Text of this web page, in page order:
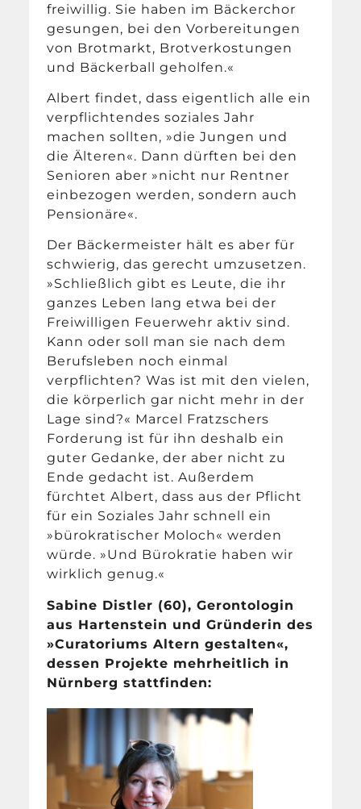
freiwillig. Sie haben im Bäckerchor
gesungen, bei den Vorbereitungen
von Brotmarkt, Brotverkostungen
und Bäckerball geholfen.«
Albert findet, dass eigentlich alle ein
verpflichtendes soziales Jahr
machen sollten, »die Jungen und
die Älteren«. Dann dürften bei den
Senioren aber »nicht nur Rentner
einbezogen werden, sondern auch
Pensionäre«.
Der Bäckermeister hält es aber für
schwierig, das gerecht umzusetzen.
»Schließlich gibt es Leute, die ihr
ganzes Leben lang etwa bei der
Freiwilligen Feuerwehr aktiv sind.
Kann oder soll man sie nach dem
Berufsleben noch einmal
verpflichten? Was ist mit den vielen,
die körperlich gar nicht mehr in der
Lage sind?« Marcel Fratzschers
Forderung ist für ihn deshalb ein
guter Gedanke, der aber nicht zu
Ende gedacht ist. Außerdem
fürchtet Albert, dass aus der Pflicht
für ein Soziales Jahr schnell ein
»bürokratischer Moloch« werden
würde. »Und Bürokratie haben wir
wirklich genug.«
Sabine Distler (60), Gerontologin
aus Hartenstein und Gründerin des
»Curatoriums Altern gestalten«,
dessen Projekte mehrheitlich in
Nürnberg stattfinden: